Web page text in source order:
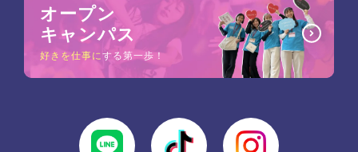
オープン
キャンパス
好きを仕事にする第一歩！